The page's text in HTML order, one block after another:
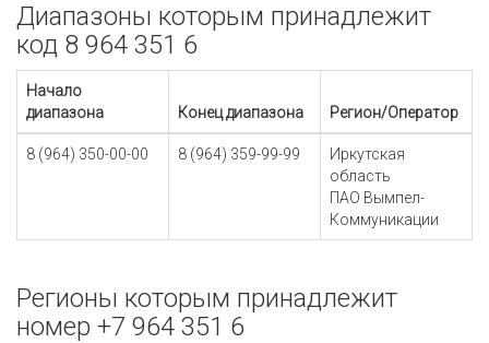
Диапазоны которым принадлежит
код 8 964 351 6
Начало
диапазона
Конец диапазона Регион/Оператор
8 (964) 350-00-00 8 (964) 359-99-99
Иркутская
область
ПАО Вымпел-
Коммуникации
Регионы которым принадлежит
номер +7 964 351 6